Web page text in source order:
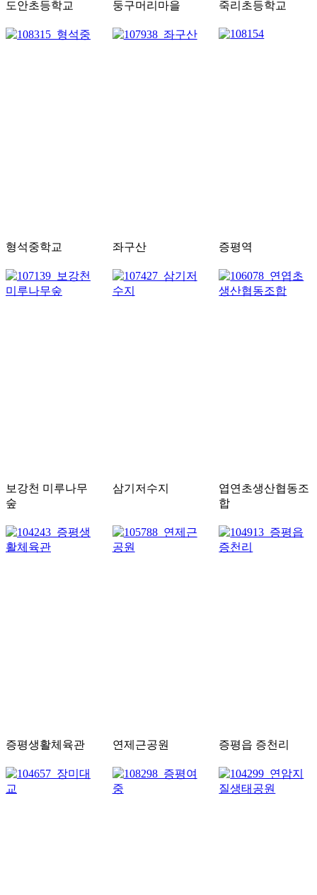
도안초등학교 둥구머리마을 죽리초등학교
형석중학교 좌구산 증평역
보강천 미루나무
숲
삼기저수지
엽연초생산협동조
합
증평생활체육관 연제근공원 증평읍 증천리